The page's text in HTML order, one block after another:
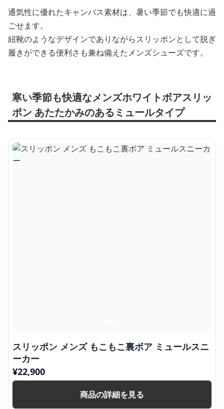
通気性に優れたキャンバス素材は、暑い季節でも快適に過
ごせます。
紐靴のようなデザインでありながらスリッポンとして脱ぎ
履きができる便利さも兼ね備えたメンズシューズです。
寒い季節も快適なメンズホワイトボアスリッ
ポン あたたかみのあるミュールタイプ
スリッポン メンズ もこもこ裏ボア ミュールスニ
ーカー
¥22,900
商品の詳細を見る